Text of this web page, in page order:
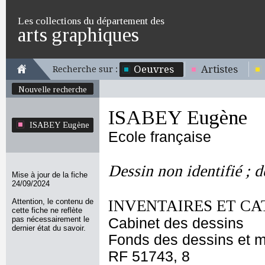
Les collections du département des
arts graphiques
Recherche sur : Oeuvres Artistes
Nouvelle recherche
ISABEY Eugène
Mise à jour de la fiche
24/09/2024
Attention, le contenu de
cette fiche ne reflète
pas nécessairement le
dernier état du savoir.
ISABEY Eugène
Ecole française
Dessin non identifié ;
INVENTAIRES ET
Cabinet des dessins
Fonds des dessins et
RF 51743, 8